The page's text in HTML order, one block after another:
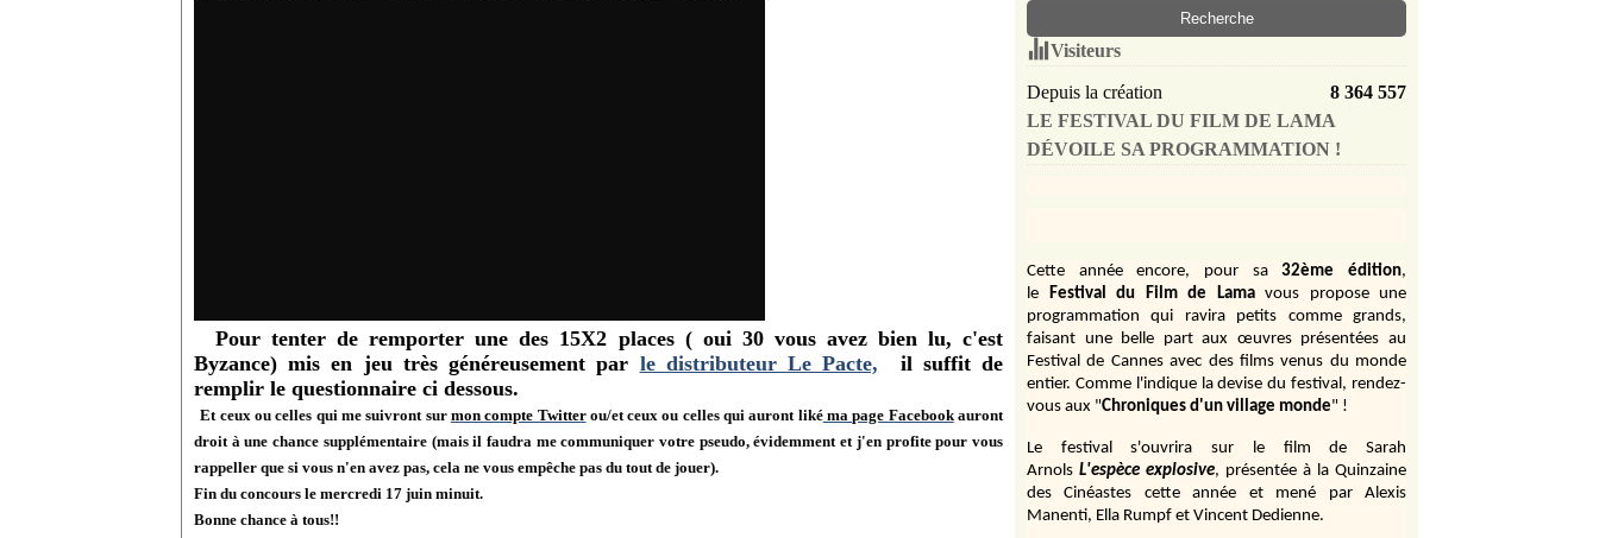
Pour tenter de remporter une des 15X2 places ( oui 30 vous avez bien lu, c'est
Byzance) mis en jeu très généreusement par le distributeur Le Pacte, il suffit de
remplir le questionnaire ci dessous.
Et ceux ou celles qui me suivront sur mon compte Twitterou/et ceux ou celles qui auront likéma page Facebookauront
droit à une chance supplémentaire (mais il faudra me communiquer votre pseudo, évidemment et j'en profite pour vous
rappeller que si vous n'en avez pas, cela ne vous empêche pas du tout de jouer).
Fin du concours le mercredi 17 juin minuit.
Bonne chance à tous!!
Visiteurs
Depuis la création
8 364 557
LE FESTIVAL DU FILM DE LAMA
DÉVOILE SA PROGRAMMATION !
Cette année encore, pour sa 32ème édition,
le Festival du Film de Lama vous propose une
programmation qui ravira petits comme grands,
faisant une belle part aux œuvres présentées au
Festival de Cannes avec des films venus du monde
entier. Comme l'indique la devise du festival, rendez-
vous aux "Chroniques d'un village monde" !
Le festival s'ouvrira sur le film de Sarah
Arnols L'espèce explosive, présentée à la Quinzaine
des Cinéastes cette année et mené par Alexis
Manenti, Ella Rumpf et Vincent Dedienne.